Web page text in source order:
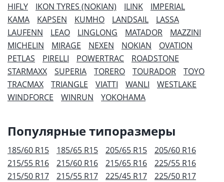
HIFLY
IKON TYRES (NOKIAN) ILINK
IMPERIAL
KAMA
KAPSEN KUMHO LANDSAIL
LASSA
LAUFENN
LEAO LINGLONG MATADOR
MAZZINI
MICHELIN
MIRAGE NEXEN NOKIAN
OVATION
PETLAS
PIRELLI POWERTRAC
ROADSTONE
STARMAXX
SUPERIA TORERO TOURADOR
TOYO
TRACMAX
TRIANGLE VIATTI WANLI
WESTLAKE
WINDFORCE
WINRUN YOKOHAMA
Популярные типоразмеры
185/60 R15 185/65 R15 205/65 R15
205/60 R16
215/55 R16
215/60 R16 215/65 R16
225/55 R16
215/50 R17
215/55 R17 225/45 R17
225/50 R17